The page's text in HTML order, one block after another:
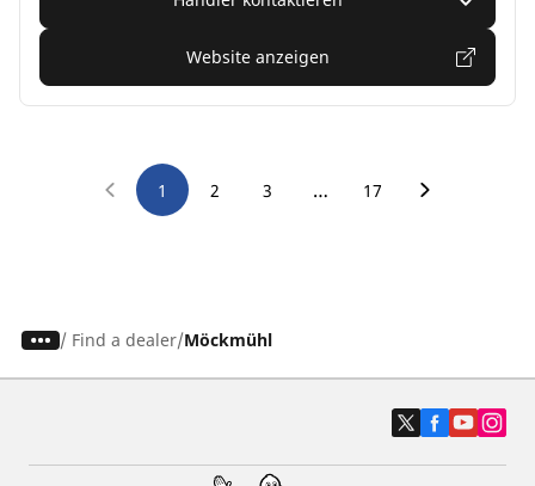
Website anzeigen
1 2 3 … 17
/ Find a dealer Möckmühl